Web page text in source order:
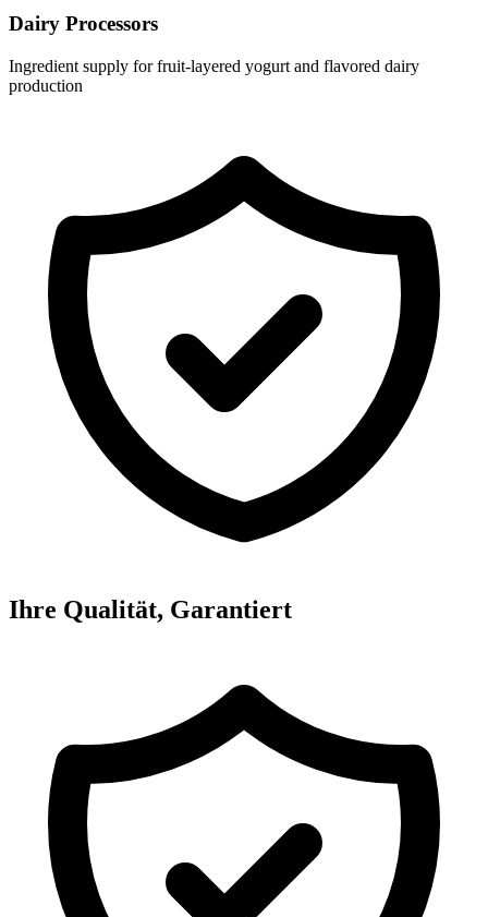
Dairy Processors
Ingredient supply for fruit-layered yogurt and flavored dairy
production
Ihre Qualität, Garantiert